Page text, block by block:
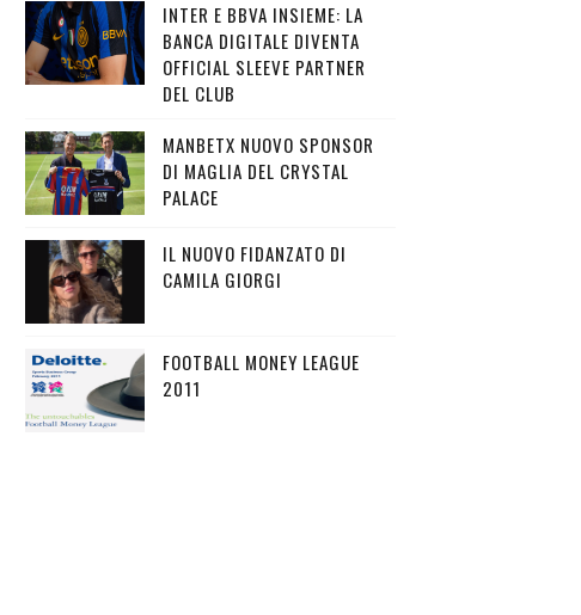
INTER E BBVA INSIEME: LA
BANCA DIGITALE DIVENTA
OFFICIAL SLEEVE PARTNER
DEL CLUB
MANBETX NUOVO SPONSOR
DI MAGLIA DEL CRYSTAL
PALACE
IL NUOVO FIDANZATO DI
CAMILA GIORGI
FOOTBALL MONEY LEAGUE
2011